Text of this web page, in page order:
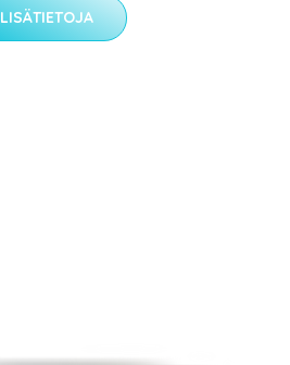
LISÄTIETOJA